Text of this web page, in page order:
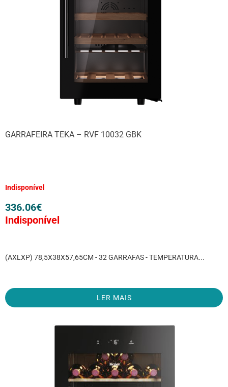
GARRAFEIRA TEKA – RVF 10032 GBK
Indisponível
336.06€
Indisponível
(AXLXP) 78,5X38X57,65CM - 32 GARRAFAS - TEMPERATURA...
LER MAIS